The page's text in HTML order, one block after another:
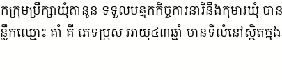
មប្រឹក្សាឃុំតានូន ទទួលបន្ទុកកិច្ចការនារីនឹងកុមារឃុំ
លឹកឈ្មោះ គាំ គី ភេទប្រុស អាយុ៤៣ឆ្នាំ មានទីលំនៅស្ថិត